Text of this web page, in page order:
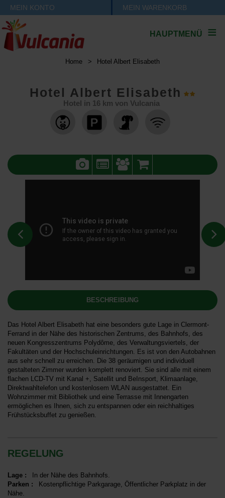
MEIN KONTO MEIN WARENKORB
HAUPTMENÜ
Home > Hotel Albert Elisabeth
Hotel Albert Elisabeth
Hotel in 16 km von Vulcania
BESCHREIBUNG
Das Hotel Albert Elisabeth hat eine besonders gute Lage in Clermont-
Ferrand in der Nähe des historischen Zentrums, des Bahnhofs, des
neuen Kongresszentrums Polydôme, des Verwaltungsviertels, der
Fakultäten und der Hochschuleinrichtungen. Es ist von den Autobahnen
aus sehr schnell zu erreichen. Die 38 geräumigen und individuell
gestalteten Zimmer wurden komplett renoviert. Sie sind alle mit einem
flachen LCD-TV mit Kanal +, Satellit und BeInsport, Klimaanlage,
Direktwahltelefon und kostenlosem WLAN ausgestattet. Ein
Wohnzimmer mit Bibliothek und eine Terrasse mit Innengarten
ermöglichen es Ihnen, sich zu entspannen oder ein reichhaltiges
Frühstücksbuffet zu genießen.
REGELUNG
Lage :
In der Nähe des Bahnhofs
Parken : Kostenpflichtige Parkgarage Öffentlicher Parkplatz in der
Nähe